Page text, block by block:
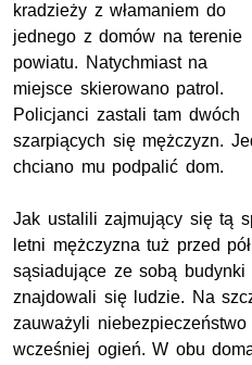
kradzieży z włamaniem do
jednego z domów na terenie
powiatu. Natychmiast na
miejsce skierowano patrol.
Policjanci zastali tam dwóch
szarpiących się mężczyzn.
chciano mu podpalić dom.
Jak ustalili zajmujący się tą
letni mężczyzna tuż przed
sąsiadujące ze sobą budynki
znajdowali się ludzie. Na
zauważyli
wcześniej ogień. W obu